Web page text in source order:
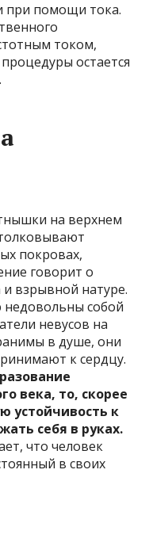
при помощи тока.
током,
остается
на верхнем
покровах,
говорит о
взрывной натуре.
собой
невусов на
в душе, они
к сердцу.
века, то, скорее
устойчивость к
себя в руках.
что человек
в своих